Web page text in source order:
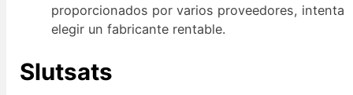
proporcionados por varios proveedores, intenta
elegir un fabricante rentable.
Slutsats